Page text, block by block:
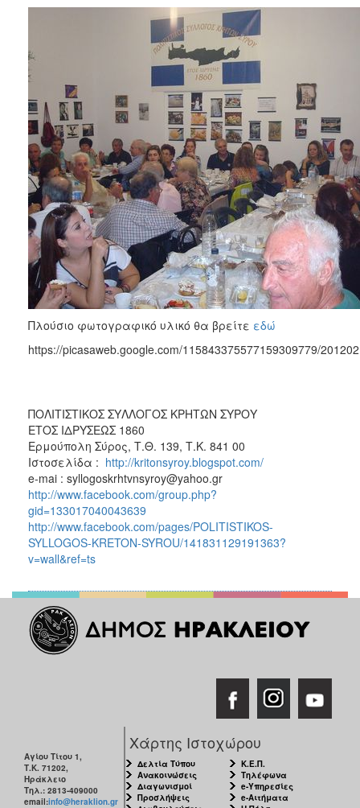
ΠΟΛΙΤΙΣΜΟΣ
ΑΝΘΕΚΤΙΚΗ
ΠΟΛΗ
Πλούσιο φωτογραφικό υλικό θα βρείτε εδώ
https://picasaweb.google.com/115843375577159309779/201202
ΠΟΛΙΤΙΣΤΙΚΟΣ ΣΥΛΛΟΓΟΣ ΚΡΗΤΩΝ ΣΥΡΟΥ
ΕΤΟΣ ΙΔΡΥΣΕΩΣ 1860
Ερμούπολη Σύρος, Τ.Θ. 139, Τ.Κ. 841 00
Ιστοσελίδα : http://kritonsyroy.blogspot.com/
e-mai : syllogoskrhtvnsyroy@yahoo.gr
http://www.facebook.com/group.php?
gid=133017040043639
http://www.facebook.com/pages/POLITISTIKOS-
SYLLOGOS-KRETON-SYROU/141831129191363?
v=wall&ref=ts
Αγίου Τίτου 1,
Τ.Κ. 71202,
Ηράκλειο
Τηλ.: 2813-409000
email:info@heraklion.gr
Χάρτης Ιστοχώρου
Δελτία Τύπου
Ανακοινώσεις
Διαγωνισμοί
Προσλήψεις
Κ.Ε.Π.
Τηλέφωνα
e-Υπηρεσίες
e-Αιτήματα